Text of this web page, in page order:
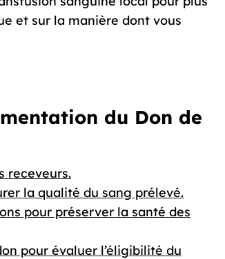
et sur la manière dont vous
du Don de
receveurs.
la qualité du sang prélevé.
pour préserver la santé des
pour évaluer l’éligibilité du